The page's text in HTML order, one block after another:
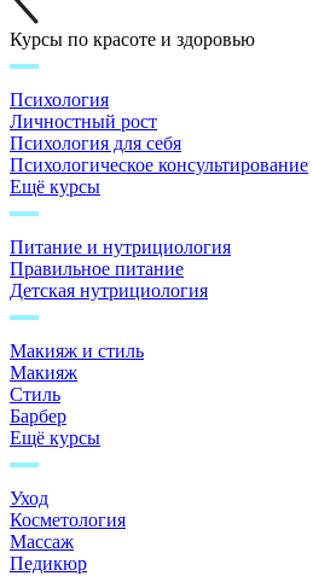
Курсы по красоте и здоровью
Психология
Личностный рост
Психология для себя
Психологическое консультирование
Ещё курсы
Питание и нутрициология
Правильное питание
Детская нутрициология
Макияж и стиль
Макияж
Стиль
Барбер
Ещё курсы
Уход
Косметология
Массаж
Педикюр